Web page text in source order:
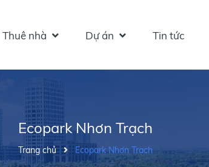
Thuê nhà Dự án Tin tức
Ecopark Nhơn Trạch
Trang chủ Ecopark Nhơn Trạch